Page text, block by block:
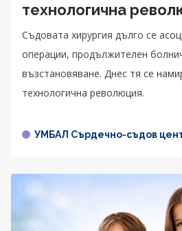
технологична
Съдовата хирургия дълго се
операции, продължителен
възстановяване. Днес тя се
технологична революция.
УМБАЛ Сърдечно-съдов